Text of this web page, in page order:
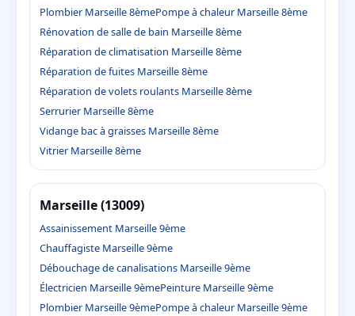
Plombier Marseille 8èmePompe à chaleur Marseille 8ème
Rénovation de salle de bain Marseille 8ème
Réparation de climatisation Marseille 8ème
Réparation de fuites Marseille 8ème
Réparation de volets roulants Marseille 8ème
Serrurier Marseille 8ème
Vidange bac à graisses Marseille 8ème
Vitrier Marseille 8ème
Marseille (13009)
Assainissement Marseille 9ème
Chauffagiste Marseille 9ème
Débouchage de canalisations Marseille 9ème
Électricien Marseille 9èmePeinture Marseille 9ème
Plombier Marseille 9èmePompe à chaleur Marseille 9ème